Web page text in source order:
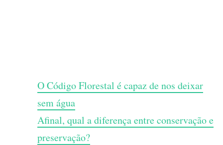
O Código Florestal é capaz de nos deixar
sem água
Afinal, qual a diferença entre conservação e
preservação?